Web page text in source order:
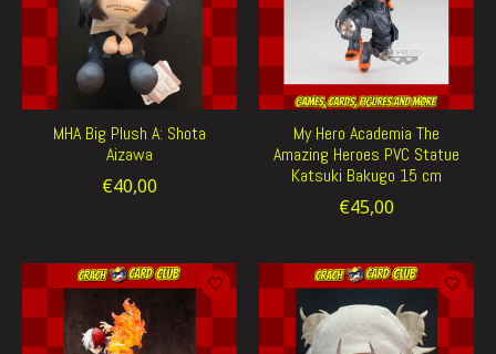
MHA Big Plush A: Shota
Aizawa
€40,00
My Hero Academia The
Amazing Heroes PVC Statue
Katsuki Bakugo 15 cm
€45,00